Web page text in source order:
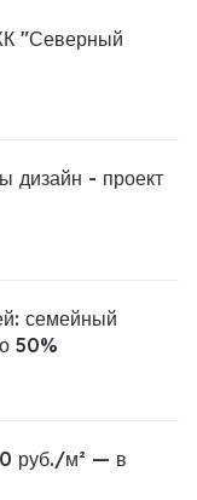
"Северный
дизайн - проект
семейный
50%
руб./м² — в